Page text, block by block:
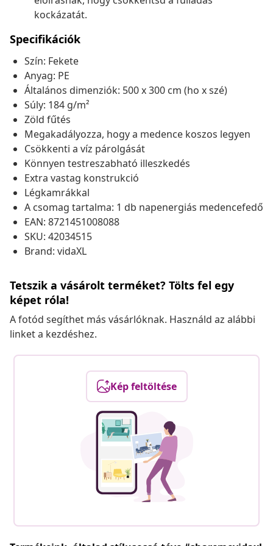
kockázatát.
Specifikációk
Szín: Fekete
Anyag: PE
Általános dimenziók: 500 x 300 cm (ho x szé)
Súly: 184 g/m²
Zöld fűtés
Megakadályozza, hogy a medence koszos legyen
Csökkenti a víz párolgását
Könnyen testreszabható illeszkedés
Extra vastag konstrukció
Légkamrákkal
A csomag tartalma: 1 db napenergiás medencefedő
EAN: 8721451008088
SKU: 42034515
Brand: vidaXL
Tetszik a vásárolt terméket? Tölts fel egy
képet róla!
A fotód segíthet más vásárlóknak. Használd az alábbi
linket a kezdéshez.
Kép feltöltése